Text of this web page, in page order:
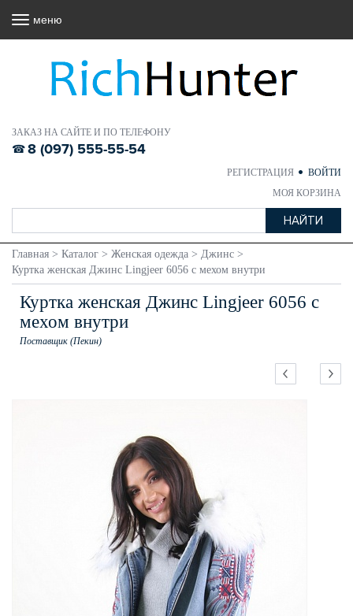
ЗАКАЗ НА САЙТЕ И ПО ТЕЛЕФОНУ
8 (097) 555-55-54
РЕГИСТРАЦИЯ
ВОЙТИ
МОЯ КОРЗИНА
меню
Главная > Каталог > Женская одежда > Джинс >
Куртка женская Джинс Lingjeer 6056 с мехом внутри
Куртка женская Джинс Lingjeer 6056 с
мехом внутри
Поставщик (Пекин)